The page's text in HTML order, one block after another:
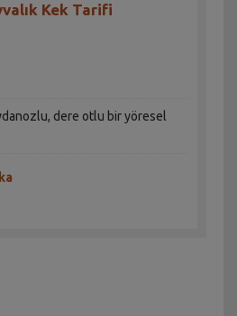
Kek Tarifi
dere otlu bir yöresel